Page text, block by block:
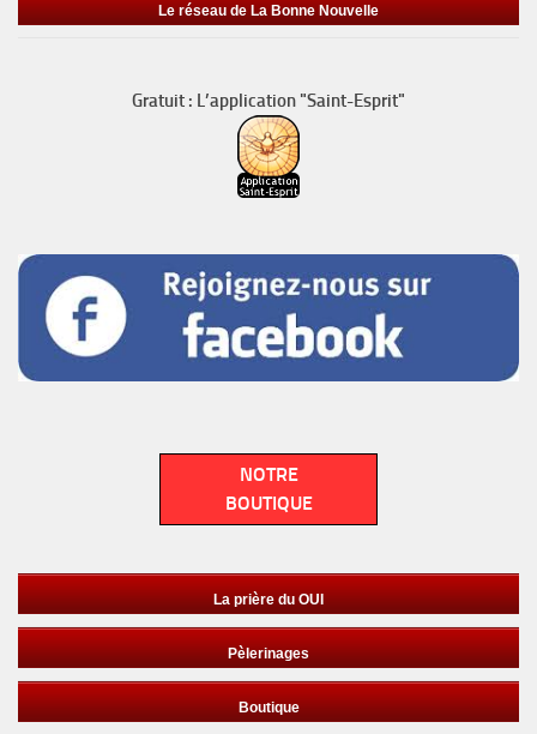
Le réseau de La Bonne Nouvelle
Gratuit : L’application "Saint-Esprit"
NOTRE
BOUTIQUE
La prière du OUI
Pèlerinages
Boutique